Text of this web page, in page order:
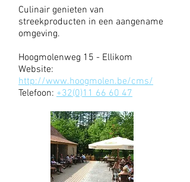
Culinair genieten van
streekproducten in een aangename
omgeving.
Hoogmolenweg 15 - Ellikom
Website:
http://www.hoogmolen.be/cms/
Telefoon: +32(0)11 66 60 47